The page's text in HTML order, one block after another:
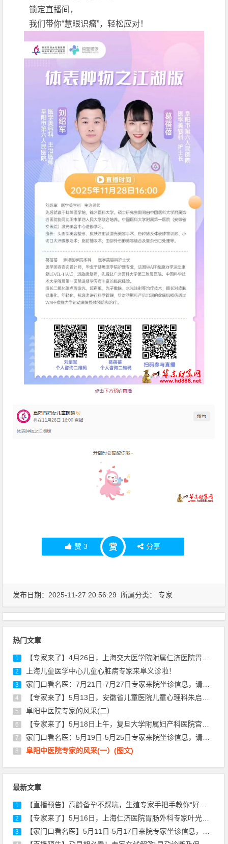
锁定直播间，
我们带你“慧眼识瘤”，轻松应对！
赞 3 赏 分享
发布日期：2025-11-27 20:56:29 所属分类：专家
热门文章
1 【专家来了】4月26日，上海交大医学院附属仁济医院胃肠外科专家陈建军来院坐诊
2 上海儿童医学中心儿童心脏病专家来阜义诊啦！
3 家门口看名医：7月21日-7月27日专家来院坐诊信息，请查收！
4 【专家来了】5月13日，安徽省儿童医院儿童心理科朱启东医生来院坐诊通知
5 阜阳中医院专家的风采(二）
6 【专家来了】5月18日上午，复旦大学附属妇产科医院宫颈疾病专家丰华来院坐诊通知
7 家门口看名医：5月19日-5月25日专家来院坐诊信息，请查收！
8 阜阳中医院专家的风采(一）(图文)
最新文章
1 【直播预告】高龄备孕不踩坑，生殖专家手把手教你“好孕”秘诀！
2 【专家来了】5月16日，上海仁济医院胃肠外科专家叶光耀来院坐诊通知
3 【家门口看名医】5月11日-5月17日来院专家坐诊信息，请查收！